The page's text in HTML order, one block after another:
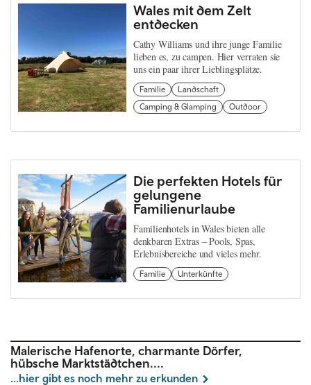
Wales mit dem Zelt
entdecken
Cathy Williams und ihre junge Familie
lieben es, zu campen. Hier verraten sie
uns ein paar ihrer Lieblingsplätze.
Familie
Landschaft
Camping & Glamping
Outdoor
Die perfekten Hotels für
gelungene
Familienurlaube
Familienhotels in Wales bieten alle
denkbaren Extras – Pools, Spas,
Erlebnisbereiche und vieles mehr.
Familie Unterkünfte
Malerische Hafenorte, charmante Dörfer,
hübsche Marktstädtchen....
...hier gibt es noch mehr zu erkunden